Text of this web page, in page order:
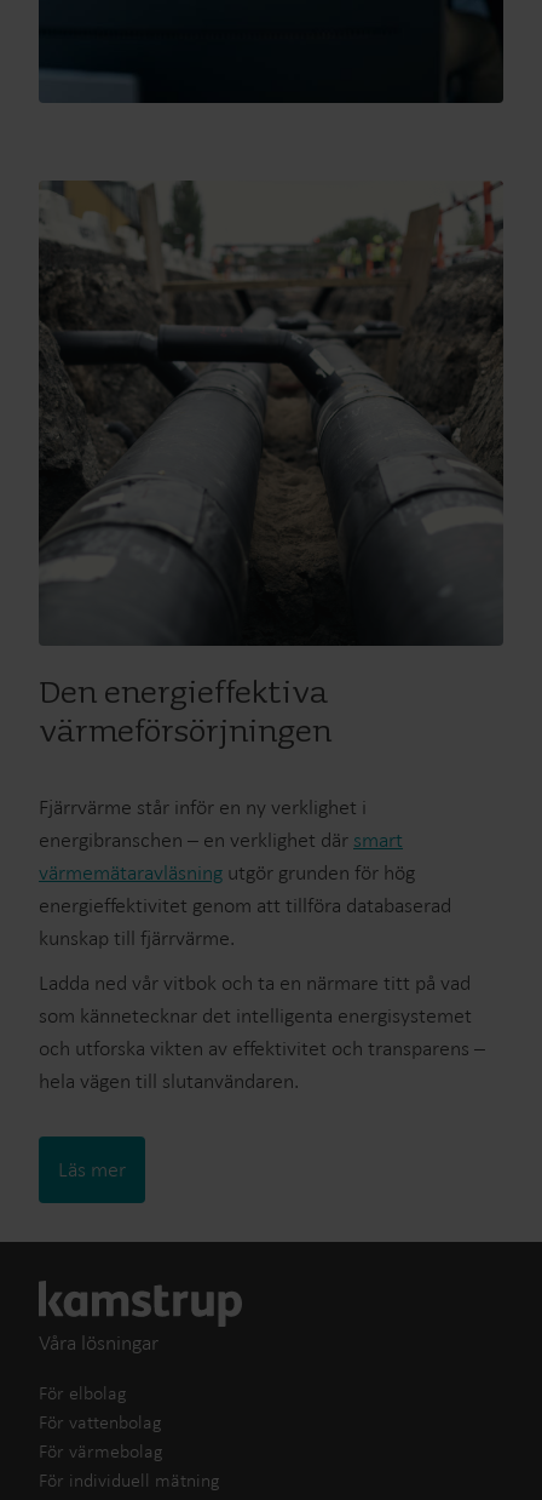
Den energieffektiva
värmeförsörjningen
Fjärrvärme står inför en ny verklighet i
energibranschen – en verklighet där smart
värmemätaravläsning utgör grunden för hög
energieffektivitet genom att tillföra databaserad
kunskap till fjärrvärme.
Ladda ned vår vitbok och ta en närmare titt på vad
som kännetecknar det intelligenta energisystemet
och utforska vikten av effektivitet och transparens –
hela vägen till slutanvändaren.
Läs mer
Våra lösningar
För elbolag
För vattenbolag
För värmebolag
För individuell mätning